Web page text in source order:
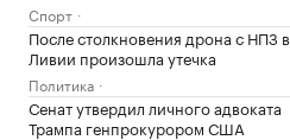
Спорт
После столкновения дрона с НПЗ в
Ливии произошла утечка
Политика
Сенат утвердил личного адвоката
Трампа генпрокурором США